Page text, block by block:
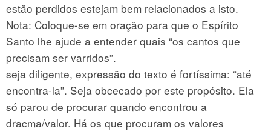
estão perdidos estejam bem relacionados a isto.
Nota: Coloque-se em oração para que o Espírito
Santo lhe ajude a entender quais “os cantos que
precisam ser varridos”.
seja diligente, expressão do texto é fortíssima: “até
encontra-la”. Seja obcecado por este propósito. Ela
só parou de procurar quando encontrou a
dracma/valor. Há os que procuram os valores